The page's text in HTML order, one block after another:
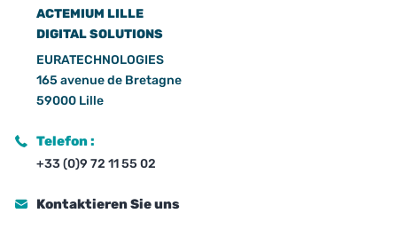
ACTEMIUM LILLE
DIGITAL SOLUTIONS
EURATECHNOLOGIES
165 avenue de Bretagne
59000 Lille
Telefon :
+33 (0)9 72 11 55 02
Kontaktieren Sie uns